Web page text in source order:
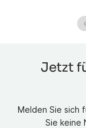
Jetzt
Melden Sie sich
Sie keine